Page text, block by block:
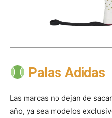
Palas Adidas
Las marcas no dejan de
año, ya sea modelos